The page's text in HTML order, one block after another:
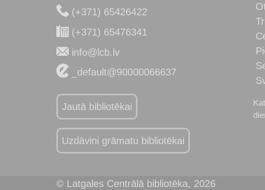
(+371) 65426422
(+371) 65476341
info@lcb.lv
_default@90000066637
Jautā bibliotēkai
Uzdāvini grāmatu bibliotēkai
© Latgales Centrālā bibliotēka, 2026